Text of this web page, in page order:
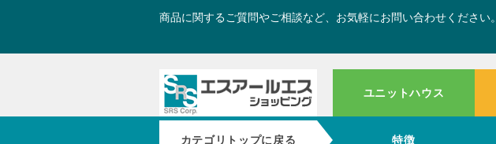
商品に関するご質問やご相談など、お気軽にお問い合わせください。
ユニットハウス
カテゴリトップに戻る 特徴